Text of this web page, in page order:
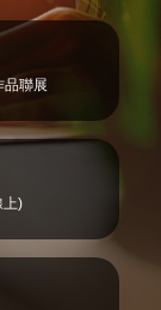
品聯展
上)